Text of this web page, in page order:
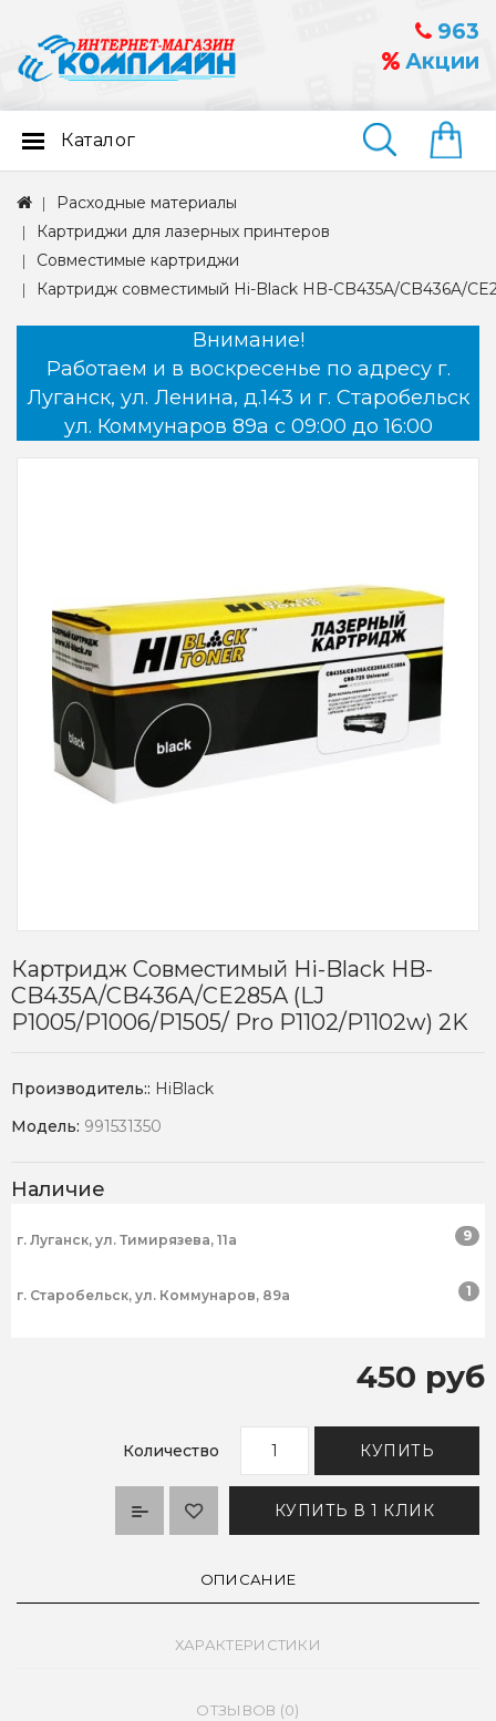
963
Акции
Найти
Каталог
Расходные материалы
Картриджи для лазерных принтеров
Совместимые картриджи
Картридж совместимый Hi-Black HB-CB435A/CB436A/
Внимание!
Работаем и в воскресенье по адресу г.
Луганск, ул. Ленина, д.143 и г. Старобельск
ул. Коммунаров 89а с 09:00 до 16:00
Картридж Совместимый Hi-Black HB-
CB435A/CB436A/CE285A (LJ
P1005/P1006/P1505/ Pro P1102/P1102w) 2K
Производитель:: HiBlack
Модель: 991531350
Наличие
г. Луганск, ул. Тимирязева, 11а 9
г. Старобельск, ул. Коммунаров, 89а 1
450 руб
Количество КУПИТЬ
КУПИТЬ В 1 КЛИК
ОПИСАНИЕ
ХАРАКТЕРИСТИКИ
ОТЗЫВОВ (0)